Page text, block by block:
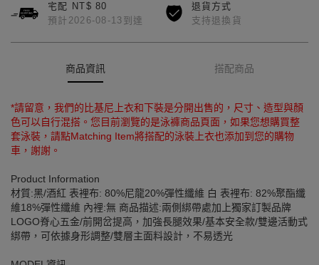
宅配 NT$ 80
預計2026-08-13到達
退貨方式
支持退換貨
商品資訊 搭配商品
*請留意，我們的比基尼上衣和下裝是分開出售的，尺寸、造型與顏
色可以自行混搭。您目前瀏覽的是泳褲商品頁面，如果您想購買整
套泳裝，請點Matching Item將搭配的泳裝上衣也添加到您的購物
車，謝謝。
Product Information
材質:黑/酒紅 表裡布: 80%尼龍20%彈性纖維 白 表裡布: 82%聚酯纖
維18%彈性纖維 內裡:無 商品描述:兩側綁帶處加上獨家訂製品牌
LOGO脊心五金/前開岔提高，加強長腿效果/基本安全款/雙邊活動式
綁帶，可依據身形調整/雙層主面料設計，不易透光